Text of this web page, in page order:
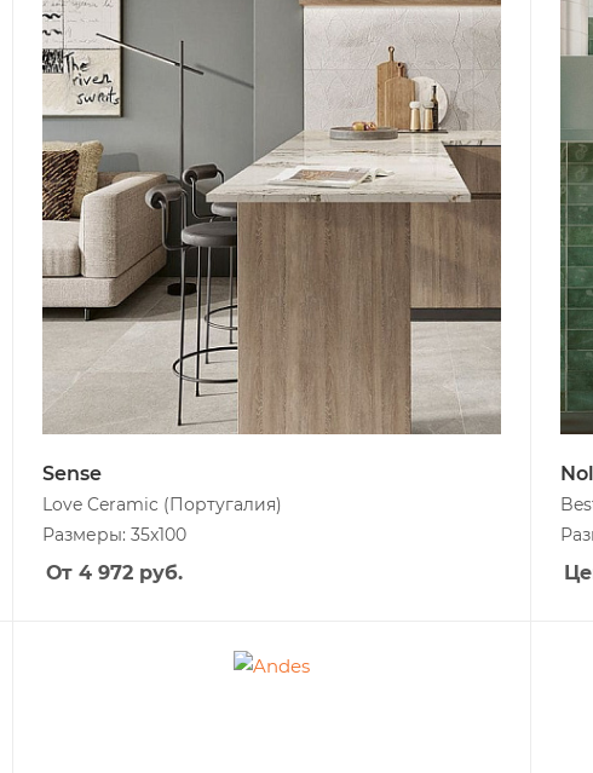
Sense
Love Ceramic (Португалия)
Размеры: 35x100
От 4 972 руб.